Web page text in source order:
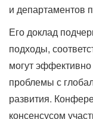
и департаментов
Его доклад
подходы,
могут
проблемы с
развития.
консенсусом